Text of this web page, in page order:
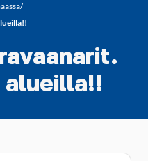
/
alueilla!!